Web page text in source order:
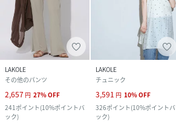
LAKOLE
その他のパンツ
2,657 円 27%OFF
241 ポイント(10%ポイントバ
ック)
LAKOLE
チュニック
3,591 円 10%OFF
326ポイント(10%ポイントバ
ック)